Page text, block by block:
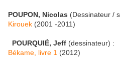
POUPON, Nicolas (Dessinateur /
Kirouek (2001 -2011)
POURQUIÉ, Jeff (dessinateur) :
Békame, livre 1 (2012)